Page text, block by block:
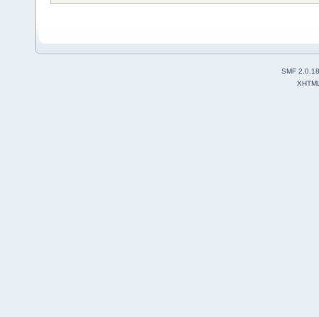
SMF 2.0.18